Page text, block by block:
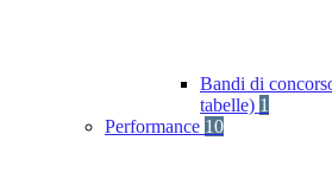
Bandi di
tabelle) 1
Performance 10